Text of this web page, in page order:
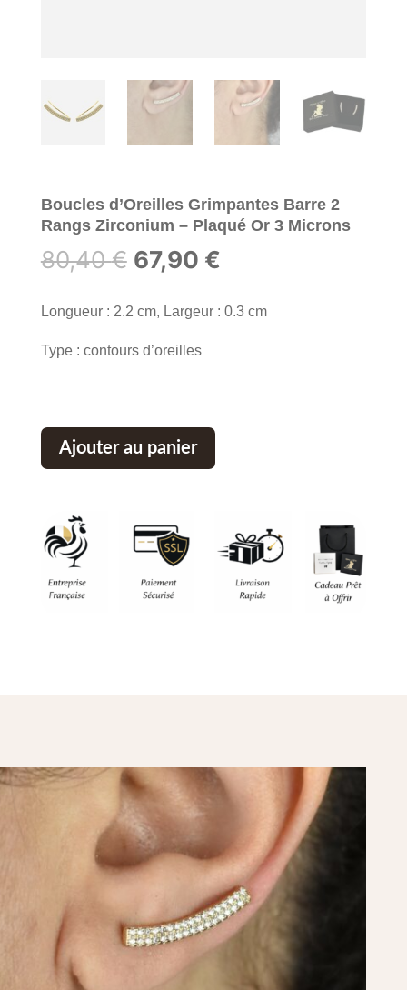
Boucles d’Oreilles Grimpantes Barre 2
Rangs Zirconium – Plaqué Or 3 Microns
80,40€ Le
initial
80,40 €.
67,90 €Le
actuel
Longueur : 2.2 cm, Largeur : 0.3 cm
Type : contours d’oreilles
Ajouter au panier